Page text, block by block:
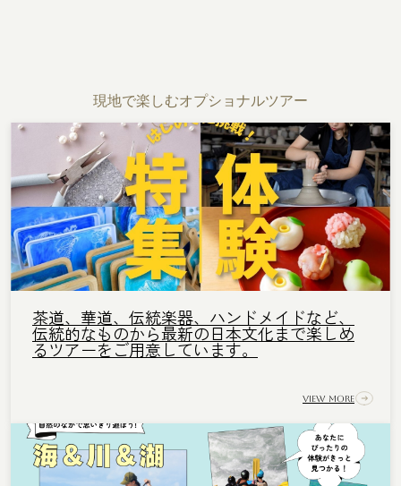
現地で楽しむオプショナルツアー
茶道、華道、伝統楽器、ハンドメイドなど、
伝統的なものから最新の日本文化まで楽しめ
るツアーをご用意しています。
View More